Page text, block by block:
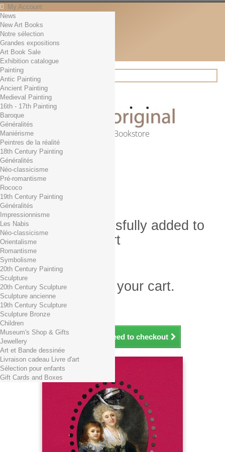
My Account
Contact
English
English
Français
News
Search
Online Art Bookstore
Cart (empty)
No products
Free shipping!
0,00 € Total
Check out
Product successfully added to
your shopping cart
Quantity
Total
There is 1 item in your cart.
Total products (tax incl.)
Total shipping TTC
Total (tax incl.)
Continue shopping Proceed to checkout
News
New Art Books
Notre sélection
Grandes expositions
Art Book Sale
Exhibition catalogue
Painting
Antic Painting
Ancient Painting
Medieval Painting
16th - 17th Painting
Baroque
Généralités
Maniérisme
Peintres de la réalité
18th Century Painting
Généralités
Néo-classicisme
Pré-romantisme
Rococo
19th Century Painting
Généralités
Impressionnisme
Les Nabis
Néo-classicisme
Orientalisme
Romantisme
Symbolisme
20th Century Painting
Sculpture
20th Century Sculpture
Sculpture ancienne
19th Century Sculpture
Sculpture Bronze
Children
Museum's Shop & Gifts
Jewellery
Art et Bande dessinée
Livraison cadeau Livre d'art
Sélection pour enfants
Gift Cards and Boxes